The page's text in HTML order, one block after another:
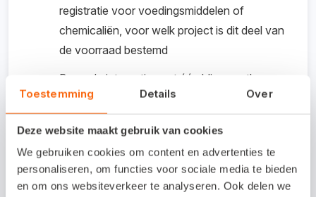
Toestemming Details Over
Deze website maakt gebruik van cookies
We gebruiken cookies om content en advertenties te
personaliseren, om functies voor sociale media te bieden
en om ons websiteverkeer te analyseren. Ook delen we
registratie voor voedingsmiddelen of
chemicaliën, voor welk project is dit deel van
de voorraad bestemd
Barcode integratie: met één bliep vastleggen
wat je doet, zonder typefouten en realtime
verwerkt in de voorraad
Papierloos werken: de orders worden
getoond op de handterminal, de boeking
vindt digitaal plaats zonder lees- of